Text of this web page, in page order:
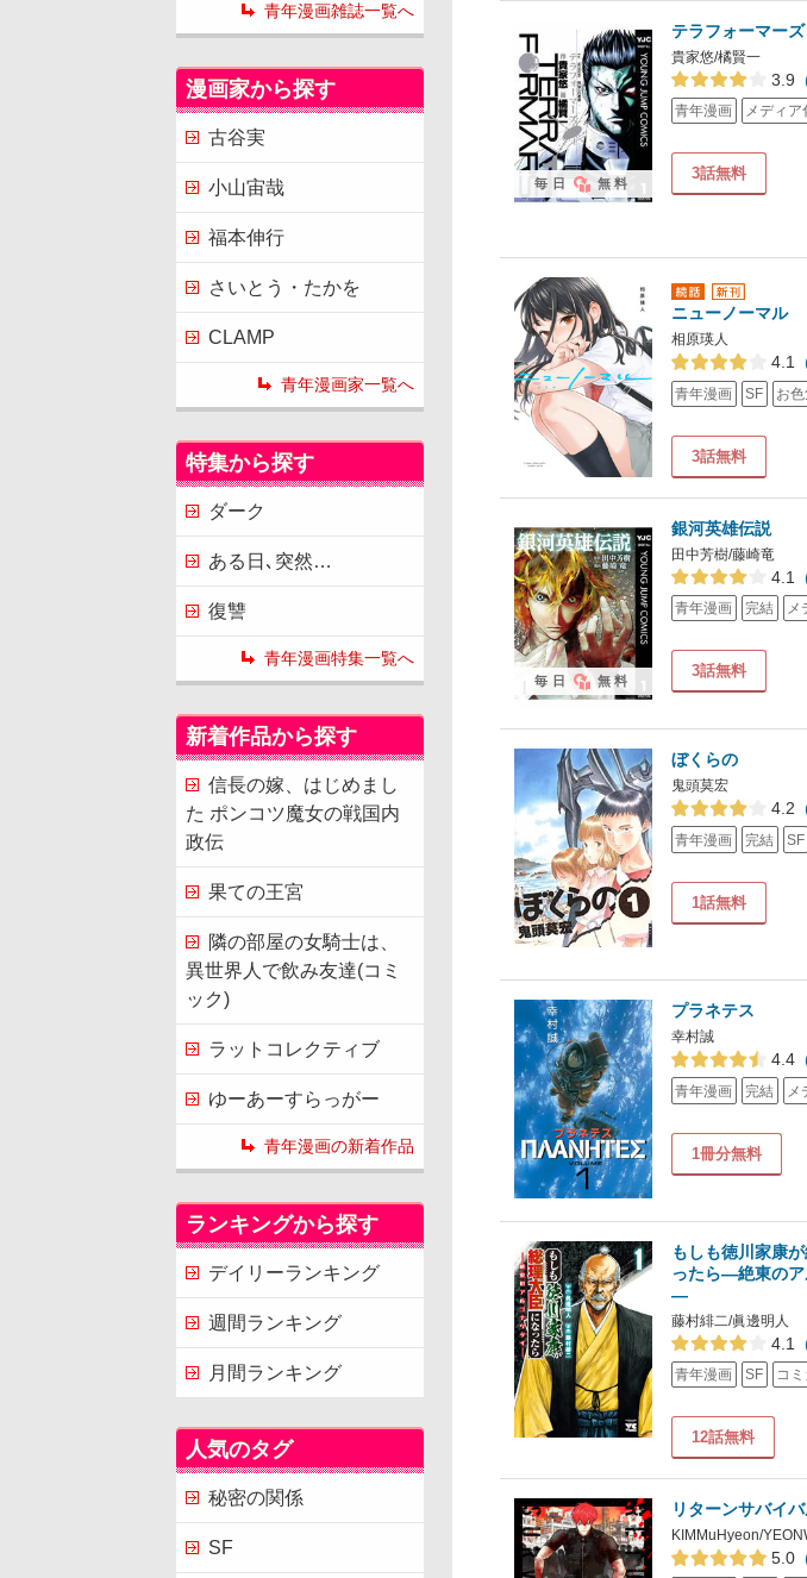
テラフォーマーズ
貴家悠/橘賢一
3.9
青年漫画 メディア
3話無料
毎日 無料
ニューノーマル
相原瑛人
4.1
青年漫画 SF お
3話無料
銀河英雄伝説
田中芳樹/藤崎竜
4.1
青年漫画 完結 メ
3話無料
毎日 無料
ぼくらの
鬼頭莫宏
4.2
青年漫画 完結 SF
1話無料
プラネテス
幸村誠
4.4
青年漫画 完結 メ
1冊分無料
もしも徳川家康
ったら―絶東のア
―
藤村緋二/眞邊明人
4.1
青年漫画 SF コ
12話無料
リターンサバイ
KIMMuHyeon/
5.0
青年漫画雑誌一覧へ
漫画家から探す
古谷実
小山宙哉
福本伸行
さいとう・たかを
CLAMP
青年漫画家一覧へ
特集から探す
ダーク
ある日､突然…
復讐
青年漫画特集一覧へ
新着作品から探す
信長の嫁、はじめまし
た ポンコツ魔女の戦国内
政伝
果ての王宮
隣の部屋の女騎士は、
異世界人で飲み友達(コミ
ック)
ラットコレクティブ
ゆーあーすらっがー
青年漫画の新着作品
ランキングから探す
デイリーランキング
週間ランキング
月間ランキング
人気のタグ
秘密の関係
SF